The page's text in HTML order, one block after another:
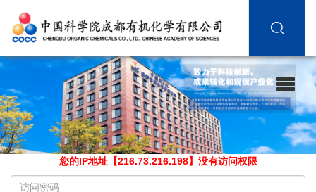
您的IP地址【216.73.216.198】没有访问权限